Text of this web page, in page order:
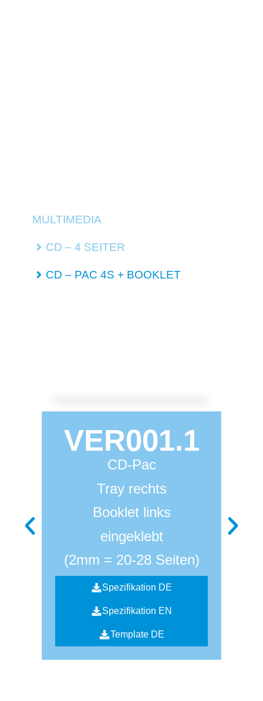
MULTIMEDIA
CD – 4 SEITER
CD – PAC 4S + BOOKLET
VER001.1
CD-Pac
Tray rechts
Booklet links
eingeklebt
(2mm = 20-28 Seiten)
Spezifikation DE
Spezifikation EN
Template DE